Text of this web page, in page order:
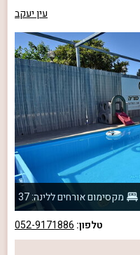
עין יעקב
מקסימום אורחים ללינה: 37
טלפון: 052-9171886